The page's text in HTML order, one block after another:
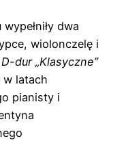
dwa
wiolonczelę i
dur „Klasyczne”
w latach
pianisty i